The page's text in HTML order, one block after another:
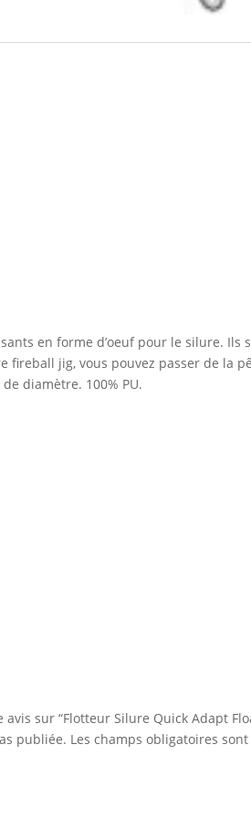
en forme d’oeuf pour le silure.
fireball jig, vous pouvez passer de la
diamètre. 100% PU.
sur “Flotteur Silure Quick Adapt
publiée. Les champs obligatoires